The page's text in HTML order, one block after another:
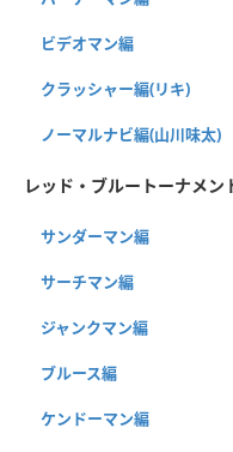
ビデオマン編
クラッシャー編(リキ)
ノーマルナビ編(山川味太)
レッド・ブルートーナメン
サンダーマン編
サーチマン編
ジャンクマン編
ブルース編
ケンドーマン編